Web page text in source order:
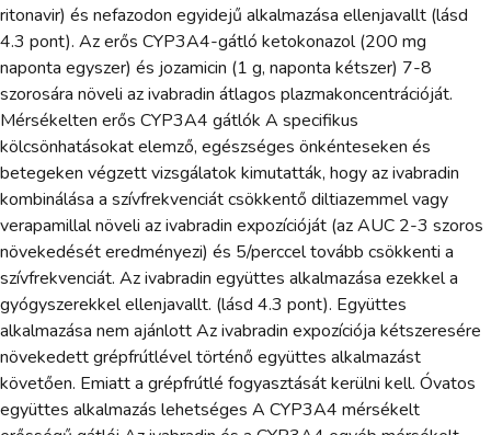
ritonavir) és nefazodon egyidejű alkalmazása ellenjavallt (lásd
4.3 pont). Az erős CYP3A4-gátló ketokonazol (200 mg
naponta egyszer) és jozamicin (1 g, naponta kétszer) 7-8
szorosára növeli az ivabradin átlagos plazmakoncentrációját.
Mérsékelten erős CYP3A4 gátlók A specifikus
kölcsönhatásokat elemző, egészséges önkénteseken és
betegeken végzett vizsgálatok kimutatták, hogy az ivabradin
kombinálása a szívfrekvenciát csökkentő diltiazemmel vagy
verapamillal növeli az ivabradin expozícióját (az AUC 2-3 szoros
növekedését eredményezi) és 5/perccel tovább csökkenti a
szívfrekvenciát. Az ivabradin együttes alkalmazása ezekkel a
gyógyszerekkel ellenjavallt. (lásd 4.3 pont). Együttes
alkalmazása nem ajánlott Az ivabradin expozíciója kétszeresére
növekedett grépfrútlével történő együttes alkalmazást
követően. Emiatt a grépfrútlé fogyasztását kerülni kell. Óvatos
együttes alkalmazás lehetséges A CYP3A4 mérsékelt